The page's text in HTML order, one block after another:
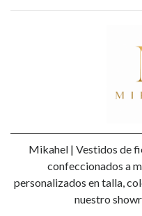
Mikahel | Vestidos de
confeccionados a
personalizados en talla,
nuestro